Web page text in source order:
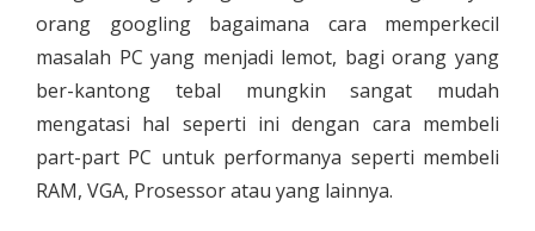
orang googling bagaimana cara memperkecil
masalah PC yang menjadi lemot, bagi orang yang
ber-kantong tebal mungkin sangat mudah
mengatasi hal seperti ini dengan cara membeli
part-part PC untuk performanya seperti membeli
RAM, VGA, Prosessor atau yang lainnya.